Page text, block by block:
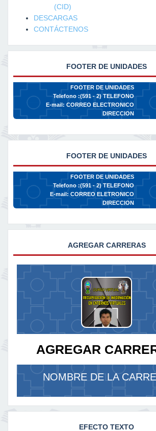
(CID)
DESCARGAS
CONTÁCTENOS
FOOTER DE UNIDADES
FOOTER DE UNIDADES
Telefono :(591 - 2)TELEFONO
E-mail: CORREO ELECTRONICO
DIRECCION
FOOTER DE UNIDADES
FOOTER DE UNIDADES
Telefono :(591 - 2)TELEFONO
E-mail:CORREO ELETRONICO
DIRECCION
AGREGAR CARRERAS
AGREGAR
NOMBRE DE LA
EFECTO TEXTO